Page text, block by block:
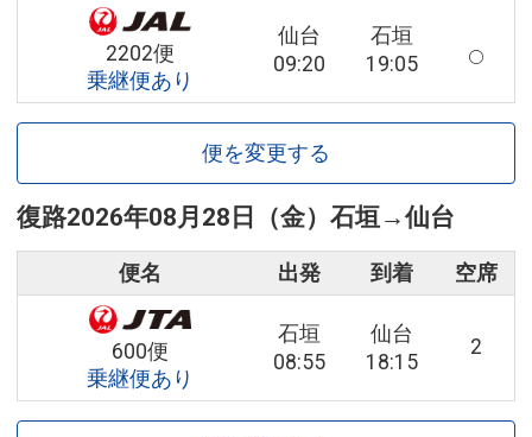
2202便
乗継便あり
仙台
09:20
石垣
19:05
便を変更する
復路2026年08月28日（金） 石垣→仙台
便名 出発 到着 空席
600便
乗継便あり
石垣
08:55
仙台
18:15
2